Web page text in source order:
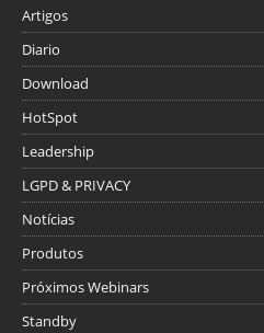
Artigos
Diario
Download
HotSpot
Leadership
LGPD & PRIVACY
Notícias
Produtos
Próximos Webinars
Standby